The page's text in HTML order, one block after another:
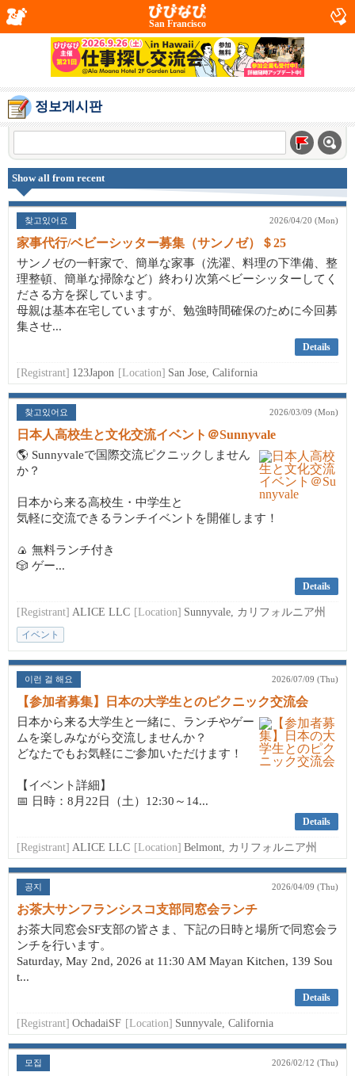
San Francisco
정보게시판
Show all from recent
찾고있어요 2026/04/20 (Mon)
家事代行/ベビーシッター募集（サンノゼ）＄25
サンノゼの一軒家で、簡単な家事（洗濯、料理の下準備、整
理整頓、簡単な掃除など）終わり次第ベビーシッターしてく
ださる方を探しています。
母親は基本在宅していますが、勉強時間確保のために今回募
集させ...
Details
[Registrant] 123Japon [Location] San Jose, California
찾고있어요 2026/03/09 (Mon)
日本人高校生と文化交流イベント＠Sunnyvale
🌎 Sunnyvaleで国際交流ピクニックしません
か？
日本から来る高校生・中学生と
気軽に交流できるランチイベントを開催します！
🍙 無料ランチ付き
🎲 ゲー...
Details
[Registrant] ALICE LLC [Location] Sunnyvale, カリフォルニア州
イベント
이런 걸 해요 2026/07/09 (Thu)
【参加者募集】日本の大学生とのピクニック交流会
日本から来る大学生と一緒に、ランチやゲー
ムを楽しみながら交流しませんか？
どなたでもお気軽にご参加いただけます！
【イベント詳細】
📅 日時：8月22日（土）12:30～14...
Details
[Registrant] ALICE LLC [Location] Belmont, カリフォルニア州
공지 2026/04/09 (Thu)
お茶大サンフランシスコ支部同窓会ランチ
お茶大同窓会SF支部の皆さま、下記の日時と場所で同窓会ラ
ンチを行います。
Saturday, May 2nd, 2026 at 11:30 AM Mayan Kitchen, 139 Sou
t...
Details
[Registrant] OchadaiSF [Location] Sunnyvale, California
모집 2026/02/12 (Thu)